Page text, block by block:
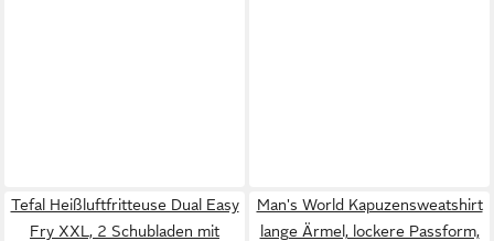
Tefal Heißluftfritteuse Dual Easy
Fry XXL, 2 Schubladen mit
Man's World Kapuzensweatshirt
lange Ärmel, lockere Passform,